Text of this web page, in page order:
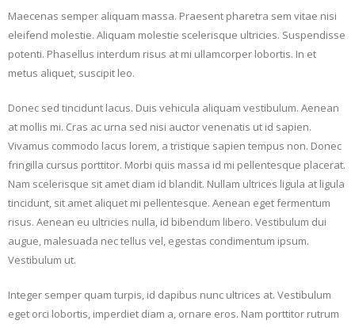
Maecenas semper aliquam massa. Praesent pharetra sem vitae nisi
eleifend molestie. Aliquam molestie scelerisque ultricies. Suspendisse
potenti. Phasellus interdum risus at mi ullamcorper lobortis. In et
metus aliquet, suscipit leo.
Donec sed tincidunt lacus. Duis vehicula aliquam vestibulum. Aenean
at mollis mi. Cras ac urna sed nisi auctor venenatis ut id sapien.
Vivamus commodo lacus lorem, a tristique sapien tempus non. Donec
fringilla cursus porttitor. Morbi quis massa id mi pellentesque placerat.
Nam scelerisque sit amet diam id blandit. Nullam ultrices ligula at ligula
tincidunt, sit amet aliquet mi pellentesque. Aenean eget fermentum
risus. Aenean eu ultricies nulla, id bibendum libero. Vestibulum dui
augue, malesuada nec tellus vel, egestas condimentum ipsum.
Vestibulum ut.
Integer semper quam turpis, id dapibus nunc ultrices at. Vestibulum
eget orci lobortis, imperdiet diam a, ornare eros. Nam porttitor rutrum